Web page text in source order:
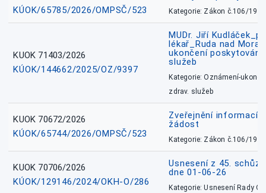
KÚOK/65785/2026/OMPSČ/523
Kategorie: Zákon č.106/1999
KUOK 71403/2026
KÚOK/144662/2025/OZ/9397
MUDr. Jiří
lékař_Ruda nad
ukončení
služeb
Kategorie: Oznámení-
zdrav. služeb
KUOK 70672/2026
KÚOK/65744/2026/OMPSČ/523
Zveřejnění informací
žádost
Kategorie: Zákon č.106/1999
KUOK 70706/2026
KÚOK/129146/2024/OKH-O/286
Usnesení z 45.
dne 01-06-26
Kategorie: Usnesení Rady